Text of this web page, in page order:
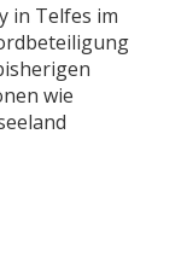
in Telfes im
wie